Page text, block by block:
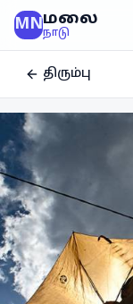
MNமலை
நாடு
திரும்பு